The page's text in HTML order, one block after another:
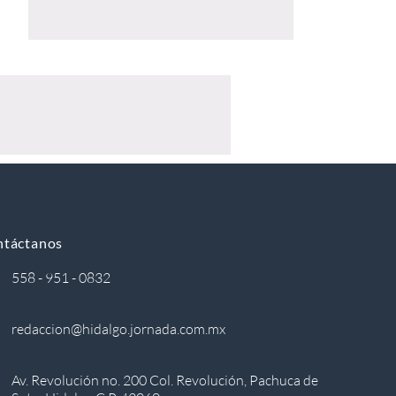
558 - 951 - 0832
redaccion@hidalgo.jornada.com.mx
Av. Revolución no. 200 Col. Revolución, Pachuca de